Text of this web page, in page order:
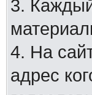
3.
4. На
адрес